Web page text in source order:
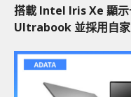
搭載 Intel Iris Xe 顯示
Ultrabook 並採用自家